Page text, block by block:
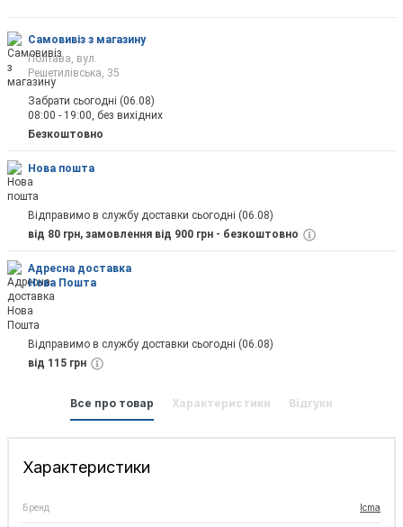
Самовивіз з магазину
Полтава, вул.
Решетилівська, 35
Забрати сьогодні (06.08)
08:00 - 19:00, без вихідних
Безкоштовно
Нова пошта
Відправимо в службу доставки сьогодні (06.08)
від 80 грн, замовлення від 900 грн - безкоштовно
Адресна доставка
Нова Пошта
Відправимо в службу доставки сьогодні (06.08)
від 115 грн
Все про товар Характеристики Відгуки
Характеристики
Бренд Icma